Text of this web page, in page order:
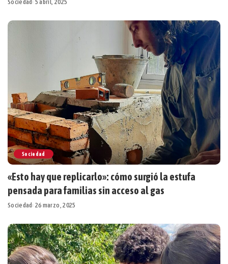
Sociedad 5 abril, 2025
Sociedad
«Esto hay que replicarlo»: cómo surgió la estufa
pensada para familias sin acceso al gas
Sociedad 26 marzo, 2025